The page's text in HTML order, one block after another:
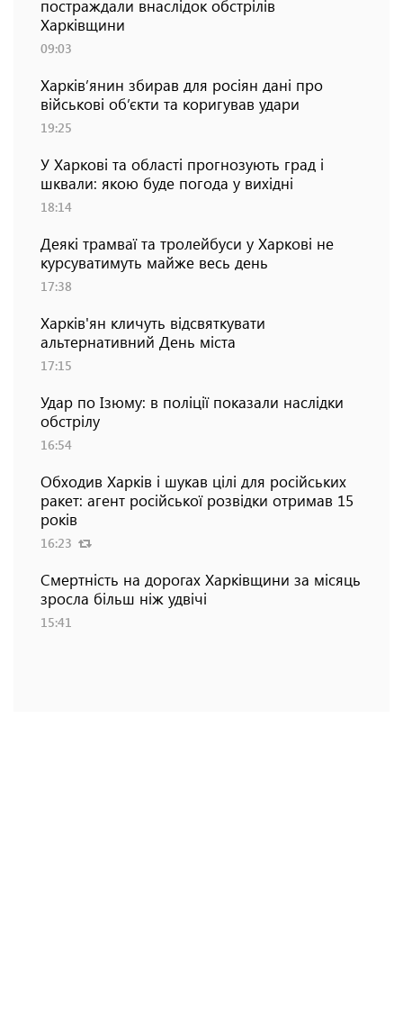
постраждали внаслідок обстрілів
Харківщини
09:03
Харків’янин збирав для росіян дані про
військові об’єкти та коригував удари
19:25
У Харкові та області прогнозують град і
шквали: якою буде погода у вихідні
18:14
Деякі трамваї та тролейбуси у Харкові не
курсуватимуть майже весь день
17:38
Харків'ян кличуть відсвяткувати
альтернативний День міста
17:15
Удар по Ізюму: в поліції показали наслідки
обстрілу
16:54
Обходив Харків і шукав цілі для російських
ракет: агент російської розвідки отримав 15
років
16:23
Смертність на дорогах Харківщини за місяць
зросла більш ніж удвічі
15:41